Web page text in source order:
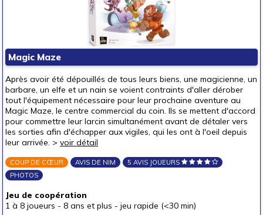
Magic Maze
Après avoir été dépouillés de tous leurs biens, une magicienne, un
barbare, un elfe et un nain se voient contraints d'aller dérober
tout l'équipement nécessaire pour leur prochaine aventure au
Magic Maze, le centre commercial du coin. Ils se mettent d'accord
pour commettre leur larcin simultanément avant de détaler vers
les sorties afin ­d'échapper aux vigiles, qui les ont à l'oeil depuis
leur arrivée. > voir détail
COUP DE CŒUR AVIS DE NIM
5 AVIS JOUEURS
PHOTOS
Jeu de coopération
1 à 8 joueurs - 8 ans et plus - jeu rapide (<30 min)